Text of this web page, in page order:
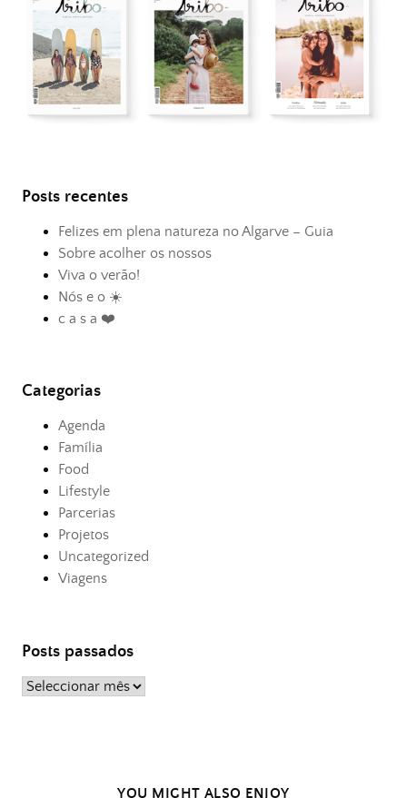
Posts recentes
Felizes em plena natureza no Algarve – Guia
Sobre acolher os nossos
Viva o verão!
Nós e o ☀️
c a s a ❤️
Categorias
Agenda
Família
Food
Lifestyle
Parcerias
Projetos
Uncategorized
Viagens
Posts passados
Posts
YOU MIGHT ALSO ENJOY